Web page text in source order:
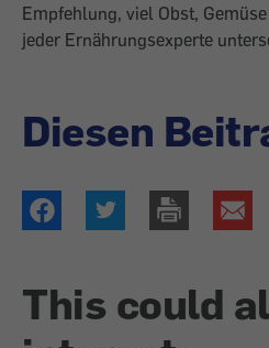
Empfehlung, viel Obst,
jeder Ernährungsexperte
Diesen
This could